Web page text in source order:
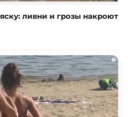
ливни и грозы накроют
i